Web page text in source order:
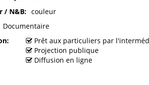
/ N&B
couleur
Documentaire
Prêt aux particuliers par
Projection publique
Diffusion en ligne